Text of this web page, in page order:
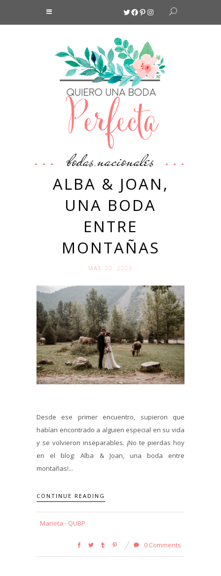
Twitter
Facebook
Pinterest
Instagram
bodas,nacionales
ALBA & JOAN,
UNA BODA
ENTRE
MONTAÑAS
MAR 30. 2023
Desde ese primer encuentro, supieron que
habían encontrado a alguien especial en su vida
y se volvieron inseparables. ¡No te pierdas hoy
en el blog: Alba & Joan, una boda entre
montañas!...
CONTINUE READING
Marieta - QUBP
0 Comments